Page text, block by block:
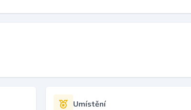
Umístění